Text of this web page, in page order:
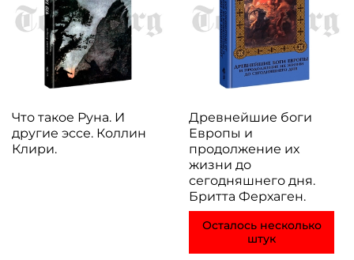
Что такое Руна. И
другие эссе. Коллин
Клири.
Древнейшие боги
Европы и
продолжение их
жизни до
сегодняшнего дня.
Бритта Ферхаген.
Осталось несколько
штук